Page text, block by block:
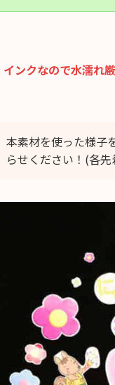
インクなので水濡れ
本素材を使った様子
らせください！(各